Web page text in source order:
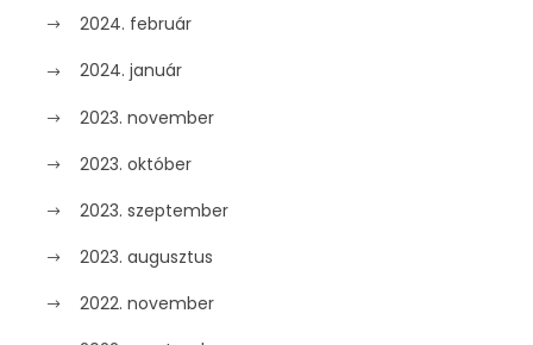
2024. február
2024. január
2023. november
2023. október
2023. szeptember
2023. augusztus
2022. november